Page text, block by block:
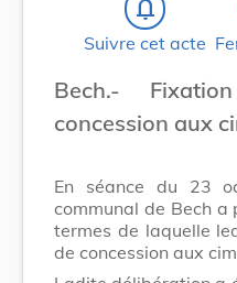
notifications_none
Suivre cet acte
Bech.-
concession aux
En séance du 23
communal de Bech
termes de laquelle
de concession aux